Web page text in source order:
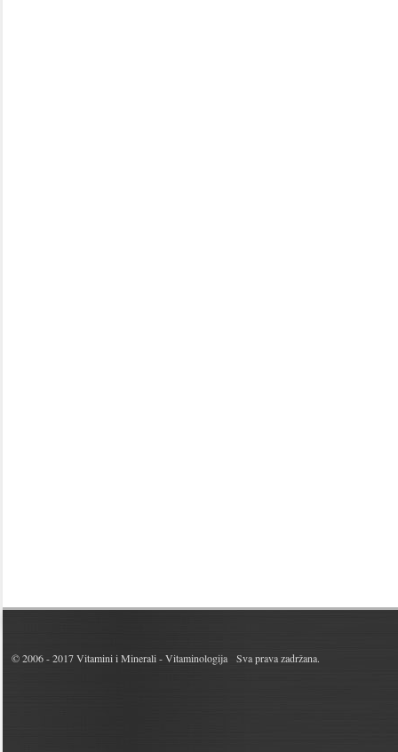
© 2006 - 2017Vitamini i Minerali - Vitaminologija Sva prava zadržana.